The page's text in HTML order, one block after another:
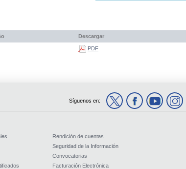
Descargar
PDF
Síguenos en:
Rendición de cuentas
Seguridad de la Información
Convocatorias
Facturación Electrónica